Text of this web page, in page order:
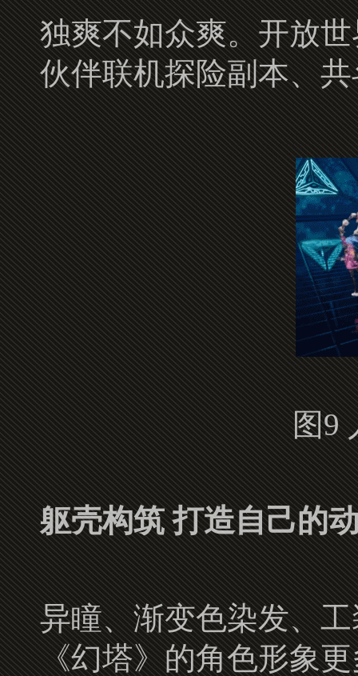
独爽不如众爽。开放
伙伴联机探险副本、
图9
躯壳构筑 打造自己的
异瞳、渐变色染发、
《幻塔》的角色形象